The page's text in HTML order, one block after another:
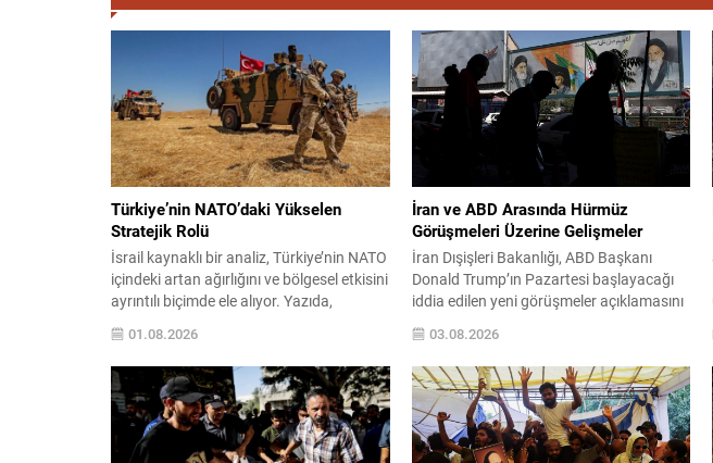
Türkiye’nin NATO’daki Yükselen
Stratejik Rolü
İsrail kaynaklı bir analiz, Türkiye’nin NATO
içindeki artan ağırlığını ve bölgesel etkisini
ayrıntılı biçimde ele alıyor. Yazıda,
Erdoğan’ın ev sahipliğinde gerçekleştirilen
NATO Liderler Zirvesi’nin Türkiye’yi
ittifakın merkezine daha yakın konuma
taşıdığı ifade ediliyor. Analizde,
Türkiye’nin hem askeri hem de coğrafi
avantajları üzerinden ittifak içinde giderek
vazgeçilmez hale geldiği vurgulanıyor.
01.08.2026
İran ve ABD Arasında Hürmüz
Görüşmeleri Üzerine Gelişmeler
İran Dışişleri Bakanlığı, ABD Başkanı
Donald Trump’ın Pazartesi başlayacağı
iddia edilen yeni görüşmeler açıklamasını
reddetti. Bakanlık sözcüsü İsmail Bekai,
düzenlediği haftalık basın toplantısında
“Şu anda ABD ile müzakere halinde
değiliz” ifadelerini kullandı ve mevcut
diplomatik temasların esasen Umman ile
Hürmüz Boğazı’nın geçiş güvenliğine
ilişkin olduğunu belirtti. Hürmüz Boğazı,
03.08.2026